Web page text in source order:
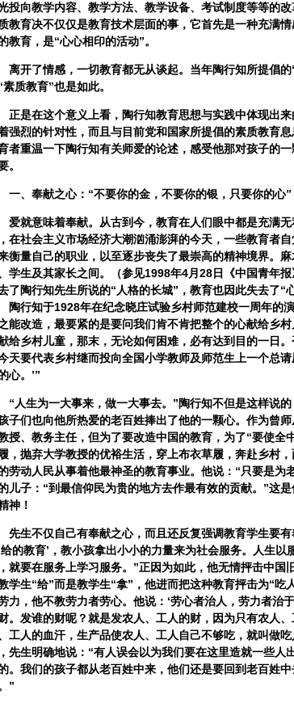
投向教学内容、教学方法、教学设备、考试制度等等的
教育决不仅仅是教育技术层面的事，它首先是一种充满
教育，是“心心相印的活动”。
开了情感，一切教育都无从谈起。当年陶行知所提倡的
素质教育”也是如此。
是在这个意义上看，陶行知教育思想与实践中体现出来
强烈的针对性，而且与目前党和国家所提倡的素质教育
者重温一下陶行知有关师爱的论述，感受他那对孩子的
。
、奉献之心：“不要你的金，不要你的银，只要你的心”
就意味着奉献。从古到今，教育在人们眼中都是充满无
在社会主义市场经济大潮汹涌澎湃的今天，一些教育者
衡量自己的职业，以至逐步丧失了最崇高的精神境界。
学生及其家长之间。（参见1998年4月28日《中国青年
了陶行知先生所说的“人格的长城”，教育也因此失去了
行知于1928年在纪念晓庄试验乡村师范建校一周年的
能改造，最要紧的是要问我们肯不肯把整个的心献给乡
给乡村儿童，那末，无论如何困难，必有达到目的一日
天要代表乡村继而投向全国小学教师及师范生上一个总
心。’”
生为一大事来，做一大事去。”陶行知不但是这样说的
子们也向他所热爱的老百姓捧出了他的一颗心。作为曾
授、教务主任，但为了要改造中国的教育，为了“要使全
，抛弃大学教授的优裕生活，穿上布衣草履，奔赴乡村
劳动人民从事着他最神圣的教育事业。他说：“只要是为
儿子：“到最信仰民为贵的地方去作最有效的贡献。”这
神！
生不仅自己有奉献之心，而且还反复强调教育学生要有
给的教育’，教小孩拿出小小的力量来为社会服务。人生
就要在服务上学习服务。”正因为如此，他无情抨击中国
学生“给”而是教学生“拿”，他进而把这种教育抨击为“吃
力，他不教劳力者劳心。他说：‘劳心者治人，劳力者治
。发谁的财呢？就是发农人、工人的财，因为只有农人
工人的血汗，生产品使农人、工人自己不够吃，就叫做
先生明确地说：“有人误会以为我们要在这里造就一些人
。我们的孩子都从老百姓中来，他们还是要回到老百姓
”